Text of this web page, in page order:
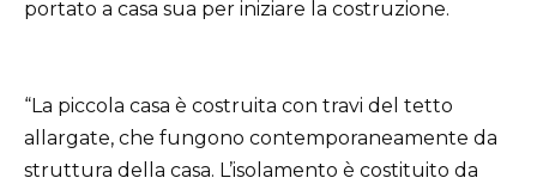
portato a casa sua per iniziare la costruzione.
“La piccola casa è costruita con travi del tetto
allargate, che fungono contemporaneamente da
struttura della casa. L’isolamento è costituito da